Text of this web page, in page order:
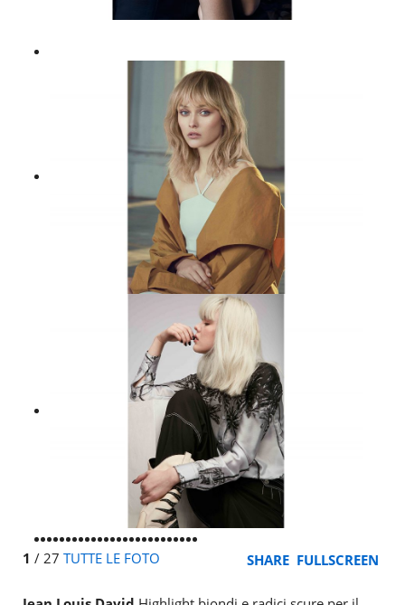
1 / 27 TUTTE LE FOTO SHARE FULLSCREEN